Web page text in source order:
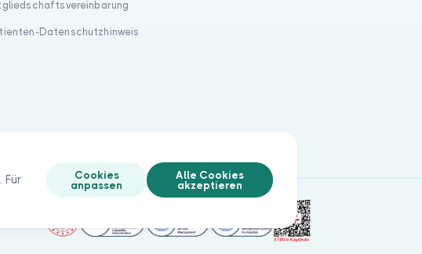
Für
Cookies
anpassen
Alle Cookies
akzeptieren
Datenschutzhinweis